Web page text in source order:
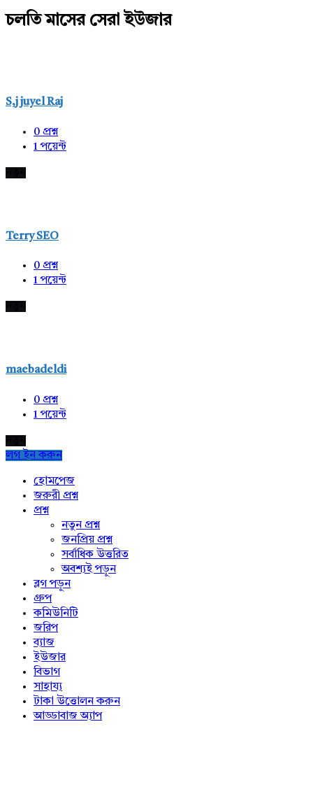
চলতি মাসের সেরা ইউজার
S,j juyel Raj
0 প্রশ্ন
1পয়েন্ট
Terry SEO
0 প্রশ্ন
1পয়েন্ট
maebadeldi
0 প্রশ্ন
1পয়েন্ট
লগ ইন করুন
Exploreহোমপেজ
জরুরী প্রশ্ন
প্রশ্ন
নতুন প্রশ্ন
জনপ্রিয় প্রশ্ন
সর্বাধিক উত্তরিত
অবশ্যই পড়ুন
ব্লগ পড়ুন
গ্রুপ
কমিউনিটি
জরিপ
ব্যাজ
ইউজার
বিভাগ
সাহায্য
টাকা উত্তোলন করুন
আড্ডাবাজ অ্যাপ